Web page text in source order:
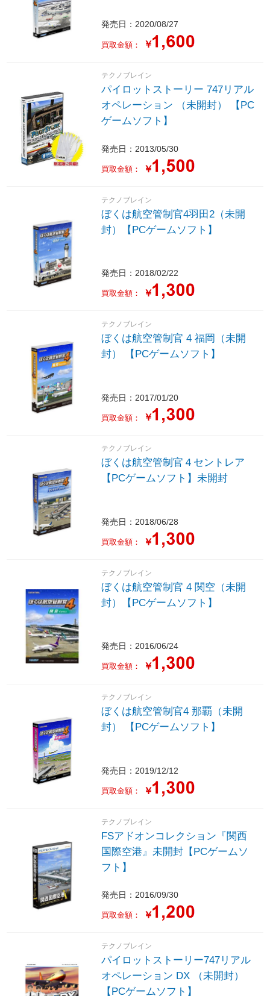
発売日：2020/08/27
買取金額： ￥
テクノブレイン
パイロットストーリー 747リアル
オペレーション （未開封） 【PC
ゲームソフト】
発売日：2013/05/30
買取金額： ￥
テクノブレイン
ぼくは航空管制官4羽田2（未開
封）【PCゲームソフト】
発売日：2018/02/22
買取金額： ￥
テクノブレイン
ぼくは航空管制官 4 福岡（未開
封） 【PCゲームソフト】
発売日：2017/01/20
買取金額： ￥
テクノブレイン
ぼくは航空管制官４セントレア
【PCゲームソフト】未開封
発売日：2018/06/28
買取金額： ￥
テクノブレイン
ぼくは航空管制官 4 関空（未開
封）【PCゲームソフト】
発売日：2016/06/24
買取金額： ￥
テクノブレイン
ぼくは航空管制官4 那覇（未開
封） 【PCゲームソフト】
発売日：2019/12/12
買取金額： ￥
テクノブレイン
FSアドオンコレクション『関西
国際空港』未開封【PCゲームソ
フト】
発売日：2016/09/30
買取金額： ￥
テクノブレイン
パイロットストーリー747リアル
オペレーション DX （未開封）
【PCゲームソフト】